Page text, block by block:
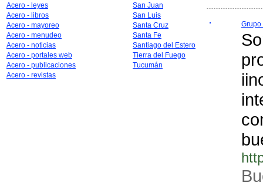
Acero - leyes
Acero - libros
Acero - mayoreo
Acero - menudeo
Acero - noticias
Acero - portales web
Acero - publicaciones
Acero - revistas
San Juan
San Luis
Santa Cruz
Santa Fe
Santiago del Estero
Tierra del Fuego
Tucumán
Grupo